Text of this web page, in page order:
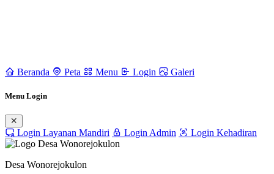
Beranda Peta Menu Login Galeri
Menu Login
Login Layanan Mandiri Login Admin Login Kehadiran
Desa Wonorejokulon